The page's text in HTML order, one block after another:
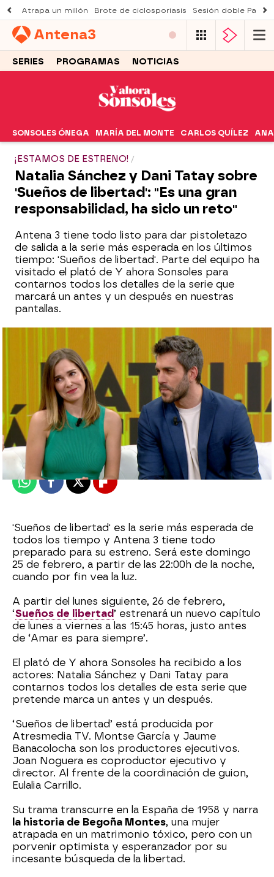
Atrapa un millón Brote de ciclosporiasis Sesión doble
Antena3
SERIES PROGRAMAS NOTICIAS
SONSOLES ÓNEGA MARÍA DEL MONTE CARLOS QUÍLEZ ANA
¡ESTAMOS DE ESTRENO!
Natalia Sánchez y Dani Tatay sobre
'Sueños de libertad': "Es una gran
responsabilidad, ha sido un reto"
Antena 3 tiene todo listo para dar pistoletazo
de salida a la serie más esperada en los últimos
tiempo: 'Sueños de libertad'. Parte del equipo ha
visitado el plató de Y ahora Sonsoles para
contarnos todos los detalles de la serie que
marcará un antes y un después en nuestras
pantallas.
Óscar Martín
20 de febrero de 2024, 20:07
WhatsappFacebook
X Flipboard
'Sueños de libertad' es la serie más esperada de
todos los tiempo y Antena 3 tiene todo
preparado para su estreno. Será este domingo
25 de febrero, a partir de las 22:00h de la noche,
cuando por fin vea la luz.
A partir del lunes siguiente, 26 de febrero,
‘Sueños de libertad’ estrenará un nuevo capítulo
de lunes a viernes a las 15:45 horas, justo antes
de ‘Amar es para siempre’.
El plató de Y ahora Sonsoles ha recibido a los
actores: Natalia Sánchez y Dani Tatay para
contarnos todos los detalles de esta serie que
pretende marca un antes y un después.
‘Sueños de libertad’ está producida por
Atresmedia TV. Montse García y Jaume
Banacolocha son los productores ejecutivos.
Joan Noguera es coproductor ejecutivo y
director. Al frente de la coordinación de guion,
Eulalia Carrillo.
Su trama transcurre en la España de 1958 y narra
la historia de Begoña Montes, una mujer
atrapada en un matrimonio tóxico, pero con un
porvenir optimista y esperanzador por su
incesante búsqueda de la libertad.